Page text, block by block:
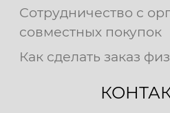
Сотрудничество с
совместных покупок
Как сделать заказ